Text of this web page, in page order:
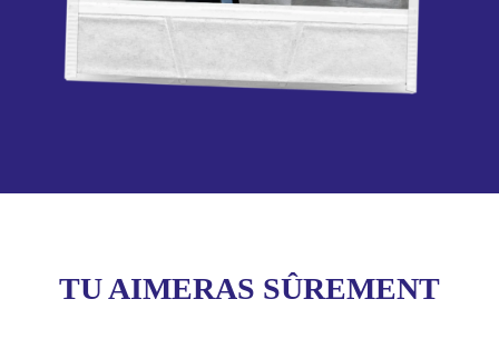
TU AIMERAS SÛREMENT